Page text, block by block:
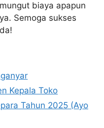
biaya apapun
Semoga sukses
Kepala Toko
Tahun 2025 (Ayo